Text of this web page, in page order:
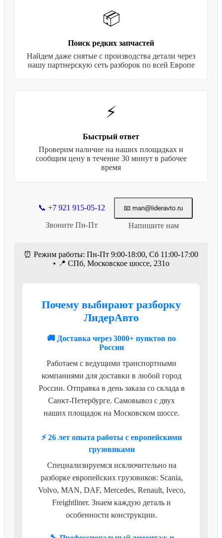
📦
Поиск редких запчастей
Найдем даже снятые с производства детали через
нашу партнерскую сеть разборок по всей Европе
⚡
Быстрый ответ
Проверим наличие на наших площадках и
сообщим цену в течение 30 минут в рабочее
время
📞 +7 921 915-05-12
Звоните Пн-Пт
📧 man@lideravto.ru
Напишите нам
⏰ Режим работы: Пн-Пт 9:00-18:00, Сб 11:00-17:00
• 📍 СПб, Московское шоссе, 231о
Почему выбирают разборку
ЛидерАвто
🚚 Доставка через 3000+ пунктов по
России
Работаем с ведущими транспортными
компаниями для доставки в любой город
России. Отправка в день заказа со склада в
Санкт-Петербурге. Самовывоз с двух
наших площадок на Московском шоссе.
⚡ 26 лет опыта работы с европейскими
грузовиками
Специализируемся исключительно на
разборке европейских грузовиков: Scania,
Volvo, MAN, DAF, Mercedes, Renault, Iveco,
Freightliner. Знаем каждую деталь и
особенности конструкции.